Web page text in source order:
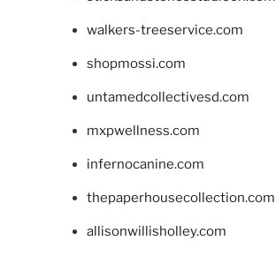
walkers-treeservice.com
shopmossi.com
untamedcollectivesd.com
mxpwellness.com
infernocanine.com
thepaperhousecollection.com
allisonwillisholley.com